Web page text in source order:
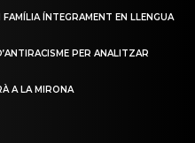
ÍNTEGRAMENT EN LLENGUA
PER ANALITZAR
A LA MIRONA